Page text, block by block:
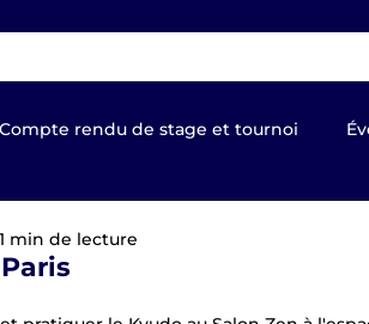
Compte rendu de stage et tournoi
1 min de lecture